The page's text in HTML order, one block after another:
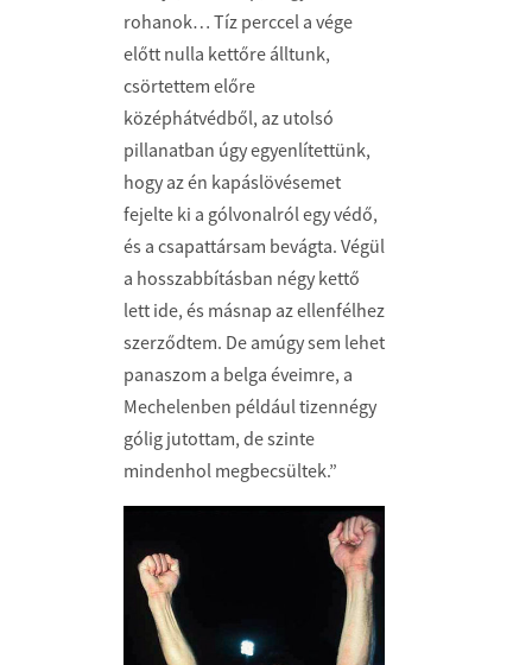
rohanok… Tíz perccel a vége
előtt nulla kettőre álltunk,
csörtettem előre
középhátvédből, az utolsó
pillanatban úgy egyenlítettünk,
hogy az én kapáslövésemet
fejelte ki a gólvonalról egy védő,
és a csapattársam bevágta. Végül
a hosszabbításban négy kettő
lett ide, és másnap az ellenfélhez
szerződtem. De amúgy sem lehet
panaszom a belga éveimre, a
Mechelenben például tizennégy
gólig jutottam, de szinte
mindenhol megbecsültek.”